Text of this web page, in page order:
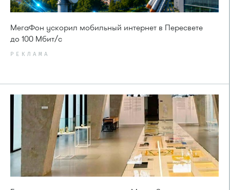
МегаФон ускорил мобильный интернет в Пересвете
до 100 Мбит/с
РЕКЛАМА